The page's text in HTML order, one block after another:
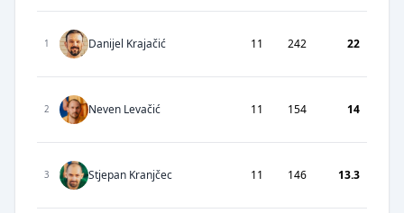
1 Danijel Krajačić 11 242 22
2 Neven Levačić 11 154 14
3 Stjepan Kranjčec 11 146 13.3